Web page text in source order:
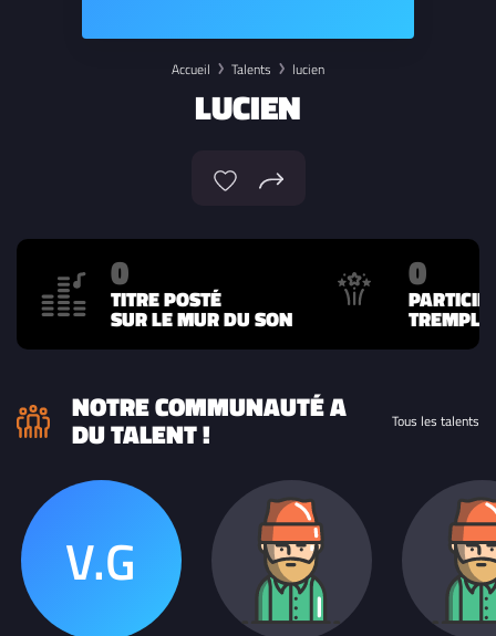
Accueil Talents lucien
LUCIEN
0
TITRE POSTÉ
SUR LE MUR DU SON
0
NOTRE COMMUNAUTÉ A
DU TALENT ! Tous les talents